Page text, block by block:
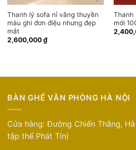
Thanh lý sofa nỉ văng thuyền
màu ghi đơn điệu nhưng đẹp
mắt
2,600,000₫
Thanh
mới
BÀN GHẾ VĂN PHÒNG HÀ NỘI
Cửa hàng: Đường Chiến Thắng,
tập thể Phát Tín)